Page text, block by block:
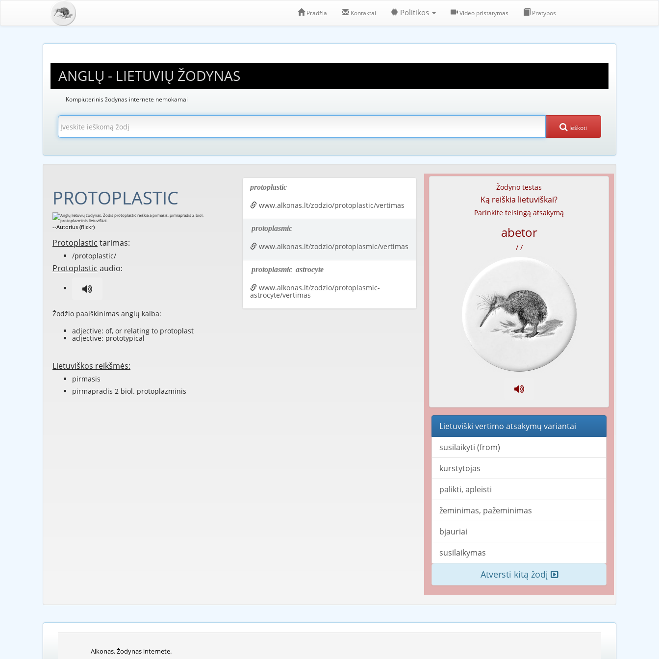
Pradžia Kontaktai Politikos Video pristatymas Pratybos
ANGLŲ - LIETUVIŲ ŽODYNAS
Kompiuterinis žodynas internete nemokamai
Ieškoti
PROTOPLASTIC
--Autorius (flickr)
Protoplastic tarimas:
/protoplastic/
Protoplastic audio:
Žodžio paaiškinimas anglų kalba:
adjective: of, or relating to protoplast
adjective: prototypical
Lietuviškos reikšmės:
pirmasis
pirmapradis 2 biol. protoplazminis
protoplastic
www.alkonas.lt/zodzio/protoplastic/vertimas
protoplasmic
www.alkonas.lt/zodzio/protoplasmic/vertimas
protoplasmic astrocyte
www.alkonas.lt/zodzio/protoplasmic-
astrocyte/vertimas
Žodyno testas
Ką reiškia lietuviškai?
Parinkite teisingą atsakymą
abetor
/ /
Lietuviški vertimo atsakymų variantai
susilaikyti (from)
kurstytojas
palikti, apleisti
žeminimas, pažeminimas
bjauriai
susilaikymas
Atversti kitą žodį
Alkonas. Žodynas internete.